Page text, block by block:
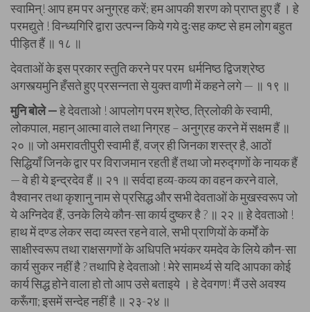
स्वामिन्! आप हम पर अनुग्रह करें; हम आपकी शरण को प्राप्त हुए हैं । हे
परमद्युते ! विन्ध्यगिरि द्वारा उत्पन्न किये गये दुःसह कष्ट से हम लोग बहुत
पीड़ित हैं ॥ १८ ॥
देवताओं के इस प्रकार स्तुति करने पर परम धर्मनिष्ठ द्विजश्रेष्ठ
अगस्त्यमुनि हँसते हुए प्रसन्नता से युक्त वाणी में कहने लगे — ॥ १९ ॥
मुनि बोले —हे देवताओ ! आपलोग परम श्रेष्ठ, त्रिलोकी के स्वामी,
लोकपाल, महान् आत्मा वाले तथा निग्रह – अनुग्रह करने में सक्षम हैं ॥
२० ॥ जो अमरावतीपुरी स्वामी हैं, वज्र ही जिनका शस्त्र है, आठों
सिद्धियाँ जिनके द्वार पर विराजमान रहती हैं तथा जो मरुद्गणों के नायक हैं
— वे ही ये इन्द्रदेव हैं ॥ २१ ॥ सर्वदा हव्य-कव्य का वहन करने वाले,
वैश्वानर तथा कृशानु नाम से प्रसिद्ध और सभी देवताओं के मुखस्वरूप जो
ये अग्निदेव हैं, उनके लिये कौन-सा कार्य दुष्कर है ? ॥ २२ ॥ हे देवताओ !
हाथ में दण्ड लेकर सदा व्यस्त रहने वाले, सभी प्राणियों के कर्मों के
साक्षीस्वरूप तथा राक्षसगणों के अधिपति भयंकर यमदेव के लिये कौन-सा
कार्य सुकर नहीं है ? तथापि हे देवताओ ! मेरे सामर्थ्य से यदि आपका कोई
कार्य सिद्ध होने वाला हो तो आप उसे बताइये । हे देवगण! मैं उसे अवश्य
करूँगा; इसमें सन्देह नहीं है ॥ २३-२४ ॥